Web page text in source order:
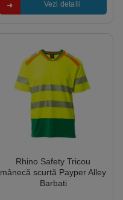
Vezi detalii
Rhino Safety Tricou
mânecă scurtă Payper Alley
Barbati